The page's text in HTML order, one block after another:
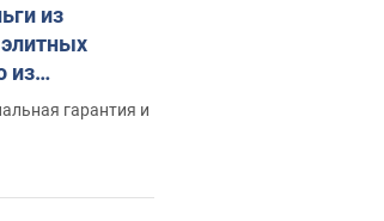
из
из
средства
гарантия и